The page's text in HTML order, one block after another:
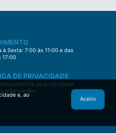
à Sexta: 7:00 às 11:00 e das
17:00
DE PRIVACIDADE
política de privacidade
informações.
e, ao
Aceito